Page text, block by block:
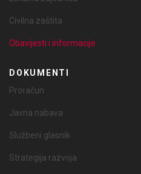
Civilna zaštita
Obavijesti i informacije
DOKUMENTI
Proračun
Javna nabava
Službeni glasnik
Strategija razvoja